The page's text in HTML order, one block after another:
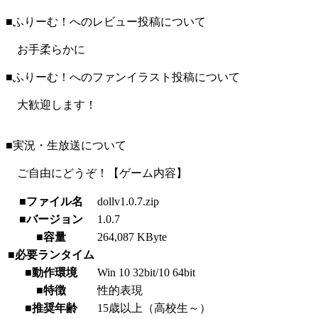
■ふりーむ！へのレビュー投稿について
お手柔らかに
■ふりーむ！へのファンイラスト投稿について
大歓迎します！
■実況・生放送について
ご自由にどうぞ！【ゲーム内容】
■ファイル名
dollv1.0.7.zip
■バージョン
1.0.7
■容量
264,087 KByte
■必要ランタイム
■動作環境
Win 10 32bit/10 64bit
■特徴
性的表現
■推奨年齢
15歳以上（高校生～）